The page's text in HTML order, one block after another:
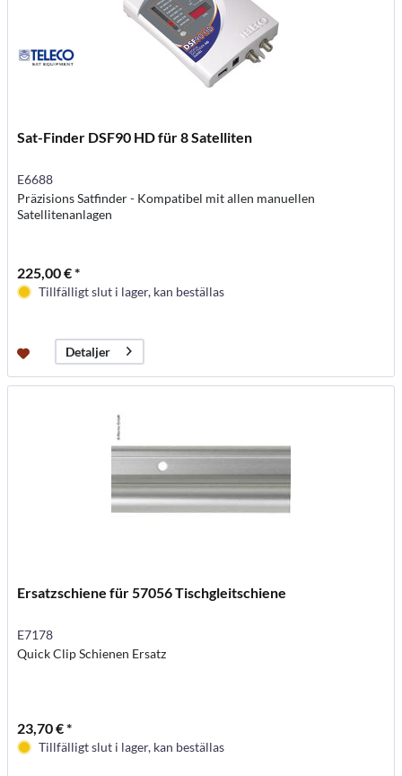
Sat-Finder DSF90 HD für 8 Satelliten
E6688
Präzisions Satfinder - Kompatibel mit allen manuellen
Satellitenanlagen
225,00 € *
Tillfälligt slut i lager, kan beställas
Detaljer
Ersatzschiene für 57056 Tischgleitschiene
E7178
Quick Clip Schienen Ersatz
23,70 € *
Tillfälligt slut i lager, kan beställas